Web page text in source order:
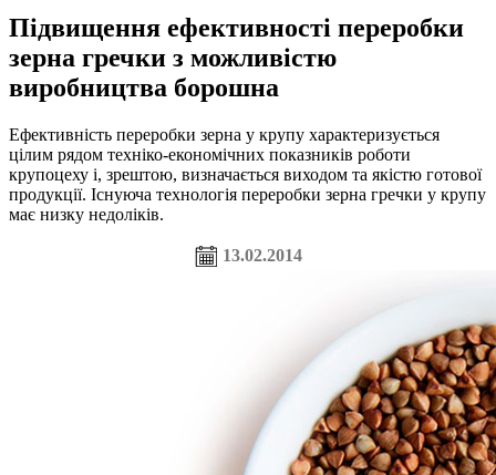
Підвищення ефективності переробки
зерна гречки з можливістю
виробництва борошна
Ефективність переробки зерна у крупу характеризується
цілим рядом техніко-економічних показників роботи
крупоцеху і, зрештою, визначається виходом та якістю готової
продукції. Існуюча технологія переробки зерна гречки у крупу
має низку недоліків.
13.02.2014